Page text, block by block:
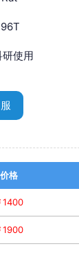
使用
价格
1400
1900